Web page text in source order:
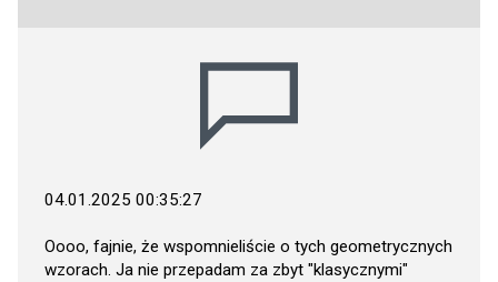
04.01.2025 00:35:27
Oooo, fajnie, że wspomnieliście o tych geometrycznych
wzorach. Ja nie przepadam za zbyt "klasycznymi"